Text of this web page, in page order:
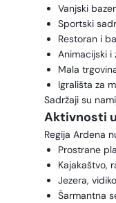
Vanjski
Sportski
Restoran i
Animacijski i
Mala
Igrališta za
Sadržaji su
Aktivnosti
Regija Ardena
Prostrane
Kajakaštvo,
Jezera,
Šarmantna